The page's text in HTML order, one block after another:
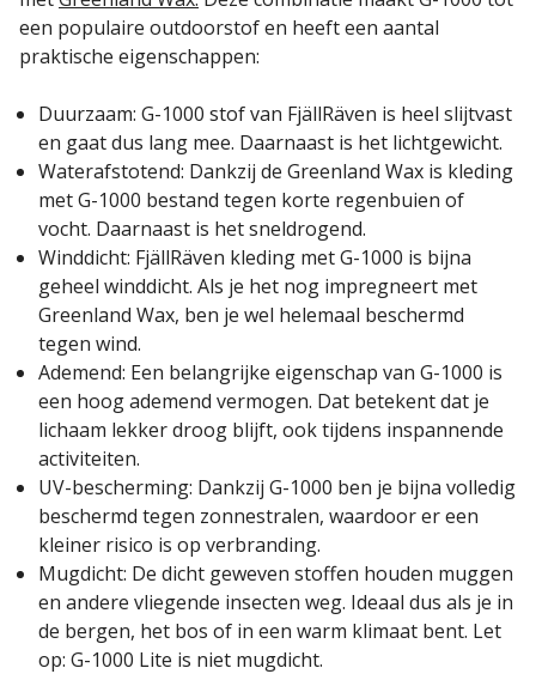
een populaire outdoorstof en heeft een aantal
praktische eigenschappen:
Duurzaam: G-1000 stof van FjällRäven is heel slijtvast
en gaat dus lang mee. Daarnaast is het lichtgewicht.
Waterafstotend: Dankzij de Greenland Wax is kleding
met G-1000 bestand tegen korte regenbuien of
vocht. Daarnaast is het sneldrogend.
Winddicht: FjällRäven kleding met G-1000 is bijna
geheel winddicht. Als je het nog impregneert met
Greenland Wax, ben je wel helemaal beschermd
tegen wind.
Ademend: Een belangrijke eigenschap van G-1000 is
een hoog ademend vermogen. Dat betekent dat je
lichaam lekker droog blijft, ook tijdens inspannende
activiteiten.
UV-bescherming: Dankzij G-1000 ben je bijna volledig
beschermd tegen zonnestralen, waardoor er een
kleiner risico is op verbranding.
Mugdicht: De dicht geweven stoffen houden muggen
en andere vliegende insecten weg. Ideaal dus als je in
de bergen, het bos of in een warm klimaat bent. Let
op: G-1000 Lite is niet mugdicht.